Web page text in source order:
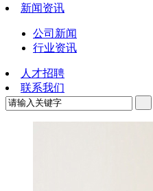
新闻资讯
公司新闻
行业资讯
人才招聘
联系我们